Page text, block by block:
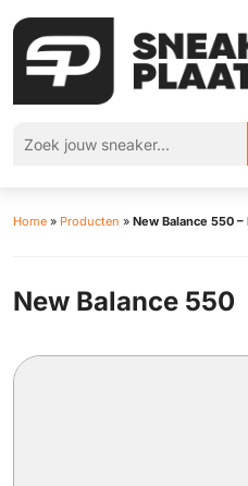
Home » Producten » New Balance 550
New Balance 550